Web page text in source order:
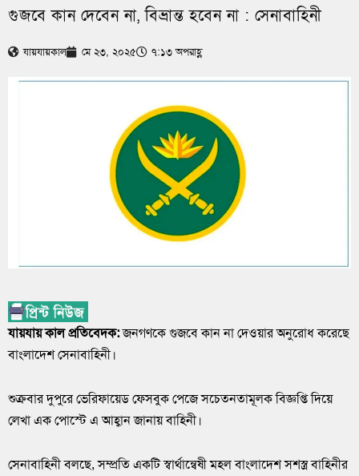
গুজবে কান দেবেন না, বিভ্রান্ত হবেন না : সেনাবাহিনী
যায়যায়কাল মে ২৩, ২০২৫ ৭:১৩ অপরাহ্ণ
যায়যায় কাল প্রতিবেদক:জনগণকে গুজবে কান না দেওয়ার অনুরোধ করেছে
বাংলাদেশ সেনাবাহিনী।
শুক্রবার দুপুরে ভেরিফায়েড ফেসবুক পেজে সচেতনতামূলক বিজ্ঞপ্তি দিয়ে
লেখা এক পোস্টে এ আহ্বান জানায় বাহিনী।
সেনাবাহিনী বলছে, সম্প্রতি একটি স্বার্থান্বেষী মহল বাংলাদেশ সশস্ত্র বাহিনীর